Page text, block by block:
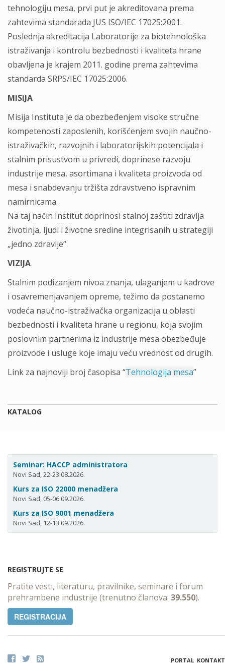
tehnologiju mesa, prvi put je akreditovana prema
zahtevima standarada JUS ISO/IEC 17025:2001.
Poslednja akreditacija Laboratorije za biotehnološka
istraživanja i kontrolu bezbednosti i kvaliteta hrane
obavljena je krajem 2011. godine prema zahtevima
standarda SRPS/IEC 17025:2006.
MISIJA
Misija Instituta je da obezbeđenjem visoke stručne
kompetenosti zaposlenih, korišćenjem svojih naučno-
istraživačkih, razvojnih i laboratorijskih potencijala i
stalnim prisustvom u privredi, doprinese razvoju
industrije mesa, asortimana i kvaliteta proizvoda od
mesa i snabdevanju tržišta zdravstveno ispravnim
namirnicama.
Na taj način Institut doprinosi stalnoj zaštiti zdravlja
životinja, ljudi i životne sredine integrisanih u strategiji
„jedno zdravlje“.
VIZIJA
Stalnim podizanjem nivoa znanja, ulaganjem u kadrove
i osavremenjavanjem opreme, težimo da postanemo
vodeća naučno-istraživačka organizacija u oblasti
bezbednosti i kvaliteta hrane u regionu, koja svojim
poslovnim partnerima iz industrije mesa obezbeđuje
proizvode i usluge koje imaju veću vrednost od drugih.
Link za najnoviji broj časopisa “Tehnologija mesa”
KATALOG
Seminar: HACCP administratora
Novi Sad, 22-23.08.2026.
Kurs za ISO 22000 menadžera
Novi Sad, 05-06.09.2026.
Kurs za ISO 9001 menadžera
Novi Sad, 12-13.09.2026.
REGISTRUJTE SE
Pratite vesti, literaturu, pravilnike, seminare i forum
prehrambene industrije (trenutno članova: 39.550).
REGISTRACIJA
PORTAL KONTAKT